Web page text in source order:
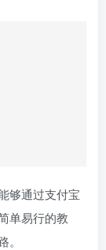
够通过支付宝
单易行的教